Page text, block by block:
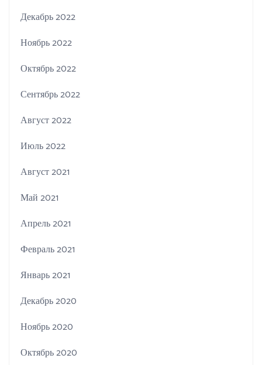
Декабрь 2022
Ноябрь 2022
Октябрь 2022
Сентябрь 2022
Август 2022
Июль 2022
Август 2021
Май 2021
Апрель 2021
Февраль 2021
Январь 2021
Декабрь 2020
Ноябрь 2020
Октябрь 2020